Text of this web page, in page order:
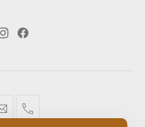
New
New
geral@dmare.pt
917774486